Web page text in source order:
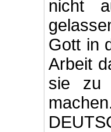
nicht
Gott in
Arbeit
sie zu